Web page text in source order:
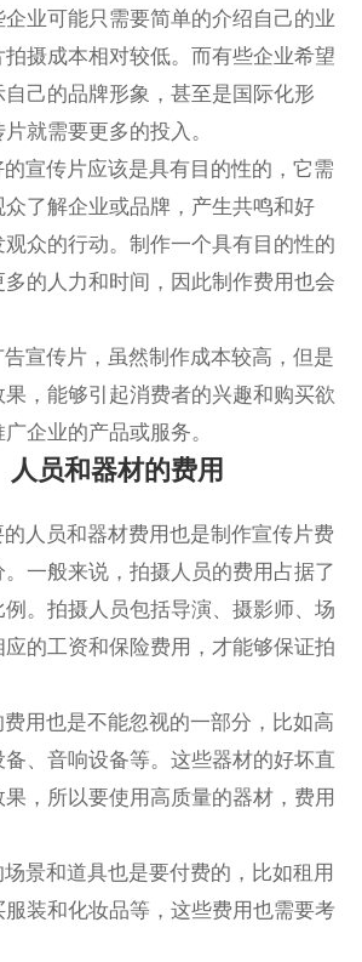
业可能只需要简单的介绍自己的业
摄成本相对较低。而有些企业希望
己的品牌形象，甚至是国际化形
就需要更多的投入。
宣传片应该是具有目的性的，它需
了解企业或品牌，产生共鸣和好
众的行动。制作一个具有目的性的
的人力和时间，因此制作费用也会
告宣传片，虽然制作成本较高，但是
，能够引起消费者的兴趣和购买欲
企业的产品或服务。
人员和器材的费用
人员和器材费用也是制作宣传片费
一般来说，拍摄人员的费用占据了
。拍摄人员包括导演、摄影师、场
的工资和保险费用，才能够保证拍
费用也是不能忽视的一部分，比如高
、音响设备等。这些器材的好坏直
，所以要使用高质量的器材，费用
景和道具也是要付费的，比如租用
装和化妆品等，这些费用也需要考